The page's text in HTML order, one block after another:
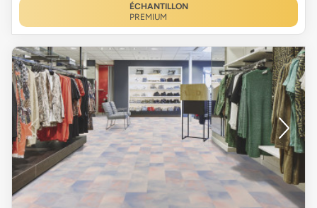
ÉCHANTILLON
PREMIUM